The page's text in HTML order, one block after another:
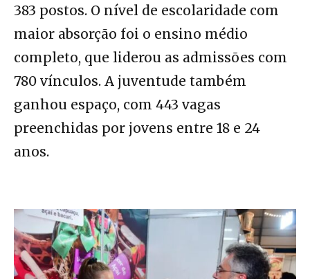
383 postos. O nível de escolaridade com
maior absorção foi o ensino médio
completo, que liderou as admissões com
780 vínculos. A juventude também
ganhou espaço, com 443 vagas
preenchidas por jovens entre 18 e 24
anos.